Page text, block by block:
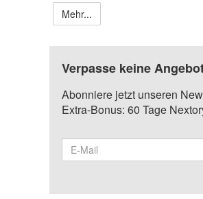
Mehr...
Verpasse keine
Abonniere jetzt unseren
Extra-Bonus: 60 Tage